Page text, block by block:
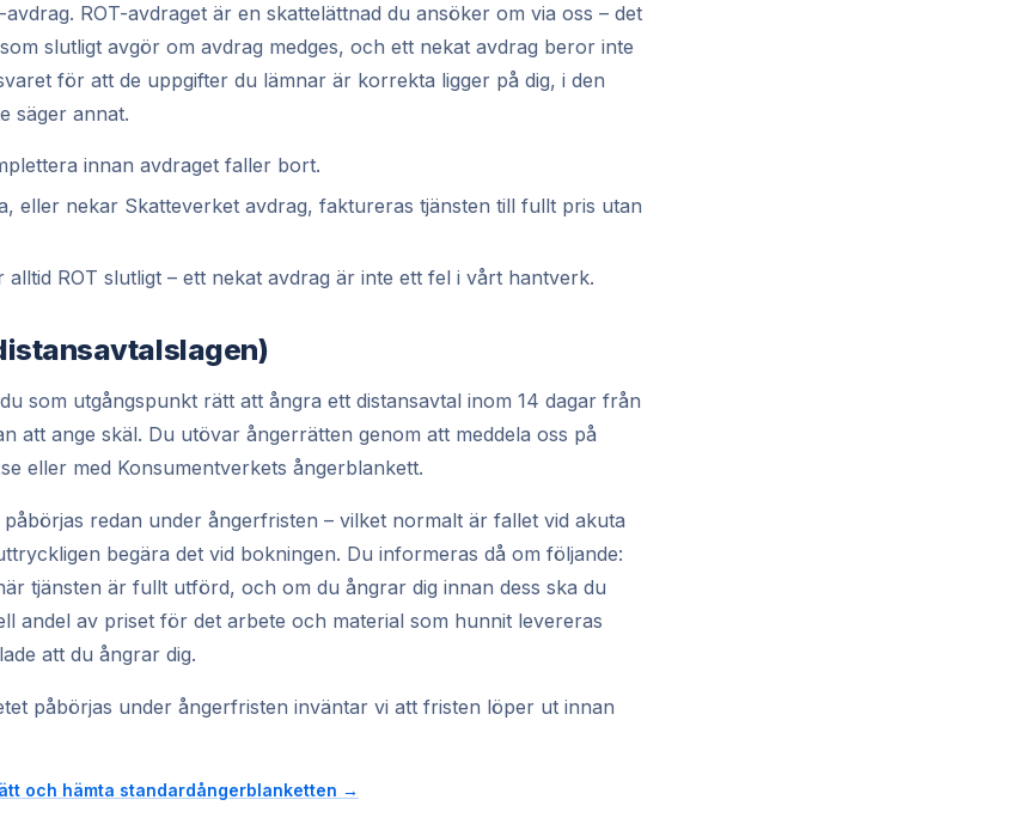
ROT-avdraget är en skattelättnad du ansöker om via oss – det
slutligt avgör om avdrag medges, och ett nekat avdrag beror inte
för att de uppgifter du lämnar är korrekta ligger på dig, i den
säger annat.
innan avdraget faller bort.
eller nekar Skatteverket avdrag, faktureras tjänsten till fullt pris utan
alltid ROT slutligt – ett nekat avdrag är inte ett fel i vårt hantverk.
som utgångspunkt rätt att ångra ett distansavtal inom 14 dagar från
att ange skäl. Du utövar ångerrätten genom att meddela oss på
eller med Konsumentverkets ångerblankett.
redan under ångerfristen – vilket normalt är fallet vid akuta
begära det vid bokningen. Du informeras då om följande:
tjänsten är fullt utförd, och om du ångrar dig innan dess ska du
andel av priset för det arbete och material som hunnit levereras
att du ångrar dig.
påbörjas under ångerfristen inväntar vi att fristen löper ut innan
och hämta standardångerblanketten →